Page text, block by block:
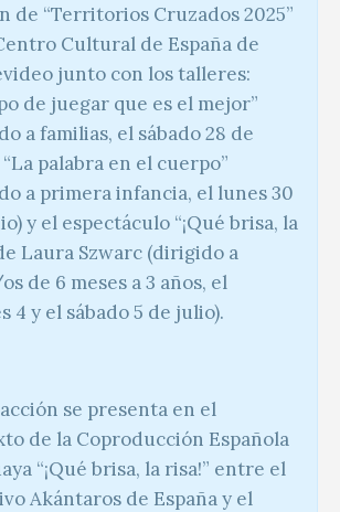
de “Territorios Cruzados 2025”
Cultural de España de
junto con los talleres:
de juegar que es el mejor”
a familias, el sábado 28 de
palabra en el cuerpo”
a primera infancia, el lunes 30
y el espectáculo “¡Qué brisa, la
Laura Szwarc (dirigido a
de 6 meses a 3 años, el
4 y el sábado 5 de julio).
se presenta en el
de la Coproducción Española
“¡Qué brisa, la risa!” entre el
Akántaros de España y el